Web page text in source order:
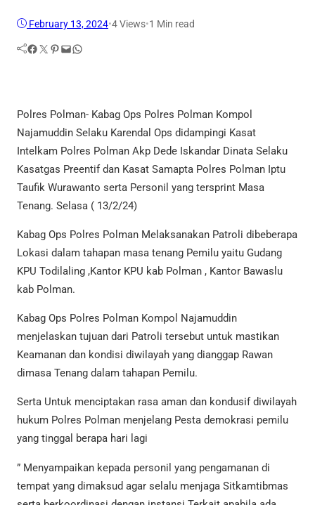
February 13, 2024•4Views•1 Min read
Facebook Twitter Pinterest Mail WhatsApp
Polres Polman- Kabag Ops Polres Polman Kompol
Najamuddin Selaku Karendal Ops didampingi Kasat
Intelkam Polres Polman Akp Dede Iskandar Dinata Selaku
Kasatgas Preentif dan Kasat Samapta Polres Polman Iptu
Taufik Wurawanto serta Personil yang tersprint Masa
Tenang. Selasa ( 13/2/24)
Kabag Ops Polres Polman Melaksanakan Patroli dibeberapa
Lokasi dalam tahapan masa tenang Pemilu yaitu Gudang
KPU Todilaling ,Kantor KPU kab Polman , Kantor Bawaslu
kab Polman.
Kabag Ops Polres Polman Kompol Najamuddin
menjelaskan tujuan dari Patroli tersebut untuk mastikan
Keamanan dan kondisi diwilayah yang dianggap Rawan
dimasa Tenang dalam tahapan Pemilu.
Serta Untuk menciptakan rasa aman dan kondusif diwilayah
hukum Polres Polman menjelang Pesta demokrasi pemilu
yang tinggal berapa hari lagi
” Menyampaikan kepada personil yang pengamanan di
tempat yang dimaksud agar selalu menjaga Sitkamtibmas